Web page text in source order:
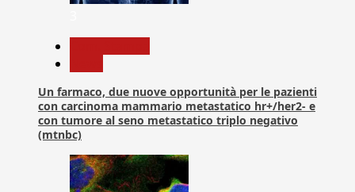
Un farmaco, due nuove opportunità per le pazienti
con carcinoma mammario metastatico hr+/her2- e
con tumore al seno metastatico triplo negativo
(mtnbc)